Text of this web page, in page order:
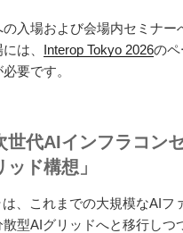
入場および会場内セミナー
は、
Interop Tokyo 2026のペ
要です。
世代AIインフラコン
ド構想」
、これまでの大規模なAIフ
型AIグリッドへと移行しつ